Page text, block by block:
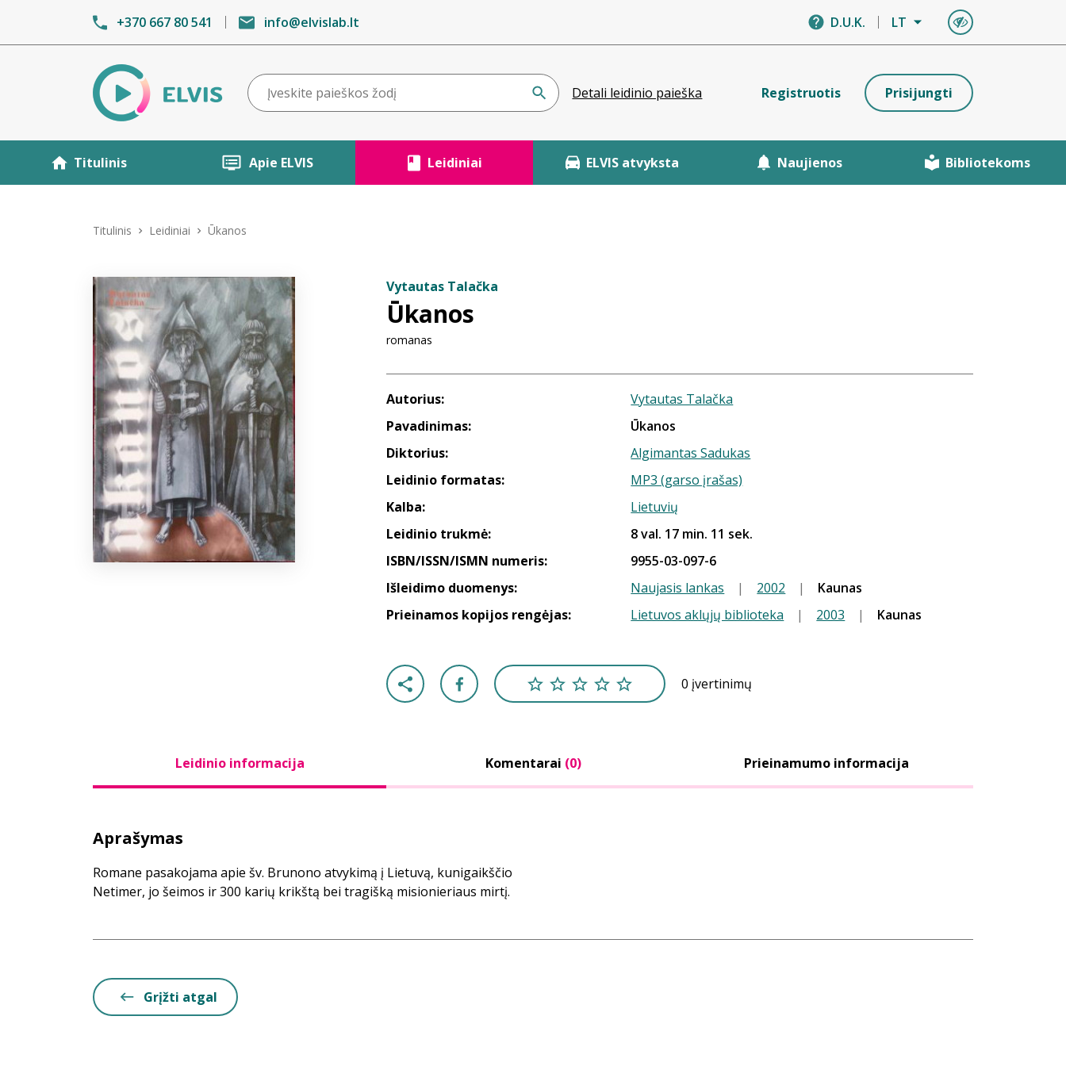
+370 667 80 541 info@elvislab.lt D.U.K. LT
Detali leidinio paieška Registruotis Prisijungti
Titulinis Apie ELVIS Leidiniai ELVIS atvyksta Naujienos Bibliotekoms
Titulinis Leidiniai Ūkanos
Vytautas Talačka
Ūkanos
romanas
Autorius:
Vytautas Talačka
Pavadinimas:
Ūkanos
Diktorius:
Algimantas Sadukas
Leidinio formatas:
MP3 (garso įrašas)
Kalba:
Lietuvių
Leidinio trukmė:
8 val. 17 min. 11 sek.
ISBN/ISSN/ISMN numeris:
9955-03-097-6
Išleidimo duomenys:
Naujasis lankas | 2002 |
Kaunas
Prieinamos kopijos rengėjas:
Lietuvos aklųjų biblioteka | 2003 | Kaunas
0 įvertinimų
Leidinio informacija Komentarai (0) Prieinamumo informacija
Aprašymas
Romane pasakojama apie šv. Brunono atvykimą į Lietuvą, kunigaikščio
Netimer, jo šeimos ir 300 karių krikštą bei tragišką misionieriaus mirtį.
Grįžti atgal